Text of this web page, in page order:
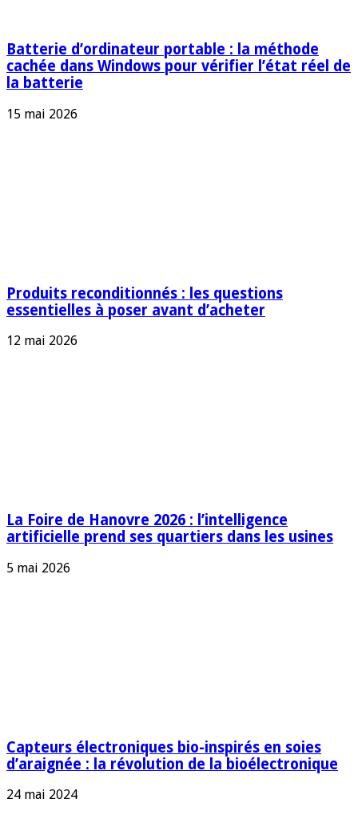
Batterie d’ordinateur portable : la méthode
cachée dans Windows pour vérifier l’état réel de
la batterie
15 mai 2026
Produits reconditionnés : les questions
essentielles à poser avant d’acheter
12 mai 2026
La Foire de Hanovre 2026 : l’intelligence
artificielle prend ses quartiers dans les usines
5 mai 2026
Capteurs électroniques bio-inspirés en soies
d’araignée : la révolution de la bioélectronique
24 mai 2024